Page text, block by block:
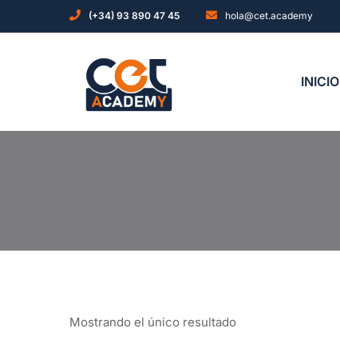
(+34) 93 890 47 45 hola@cet.academy
INICIO
Mostrando el único resultado